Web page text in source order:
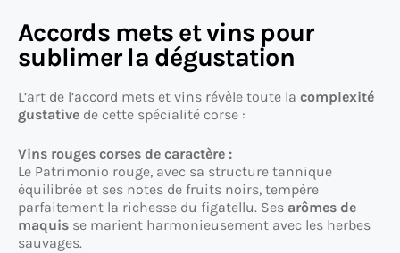
Accords mets et vins pour
sublimer la dégustation
L’art de l’accord mets et vins révèle toute la complexité
gustative de cette spécialité corse :
Vins rouges corses de caractère :
Le Patrimonio rouge, avec sa structure tannique
équilibrée et ses notes de fruits noirs, tempère
parfaitement la richesse du figatellu. Ses arômes de
maquis se marient harmonieusement avec les herbes
sauvages.